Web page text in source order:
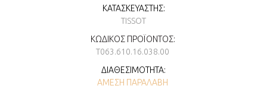
ΚΑΤΑΣΚΕΥΑΣΤΉΣ:
TISSOT
ΚΩΔΙΚΌΣ ΠΡΟΪΌΝΤΟΣ:
T063.610.16.038.00
ΔΙΑΘΕΣΙΜΌΤΗΤΑ:
ΆΜΕΣΗ ΠΑΡΑΛΑΒΉ